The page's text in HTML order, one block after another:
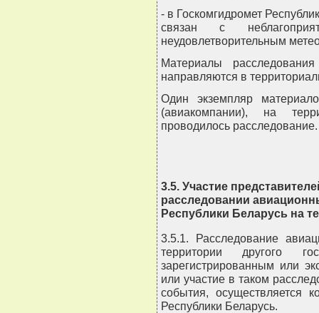
- в Госкомгидромет
связан с
неудовлетворительным
Материалы
направляются в
Один экземпляр
(авиакомпании), на
проводилось расследование.
3.5. Участие
расследовании
Республики Беларусь на
3.5.1. Расследование
территории другого
зарегистрированным или
или участие в таком
события, осуществляется
Республики Беларусь.